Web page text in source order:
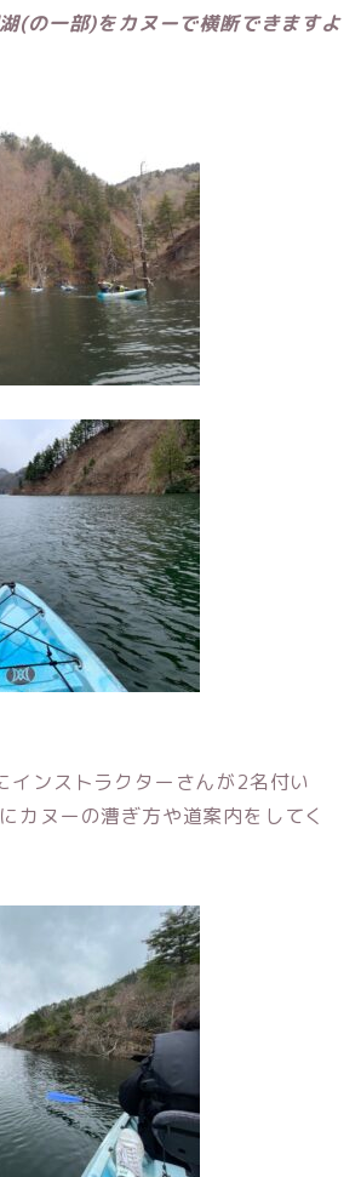
(の一部)をカヌーで横断できますよ
インストラクターさんが2名付い
カヌーの漕ぎ方や道案内をしてく